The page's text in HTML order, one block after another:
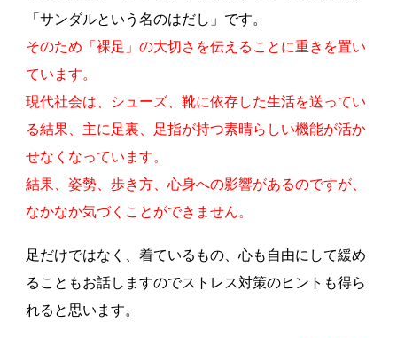
「サンダルという名のはだし」です。
そのため「裸足」の大切さを伝えることに重きを置い
ています。
現代社会は、シューズ、靴に依存した生活を送ってい
る結果、主に足裏、足指が持つ素晴らしい機能が活か
せなくなっています。
結果、姿勢、歩き方、心身への影響があるのですが、
なかなか気づくことができません。
足だけではなく、着ているもの、心も自由にして緩め
ることもお話しますのでストレス対策のヒントも得ら
れると思います。